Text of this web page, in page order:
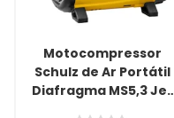
Motocompressor
Schulz de Ar Portátil
Diafragma MS5,3 Jet